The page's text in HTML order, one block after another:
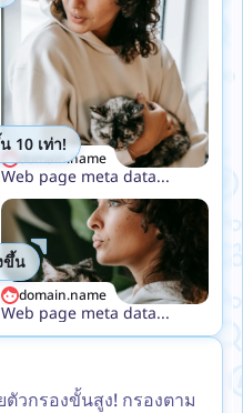
domain.name
Web page meta data...
domain.name
Web page meta data...
10 เท่า!
ขึ้น
ตัวกรองขั้นสูง! กรองตาม